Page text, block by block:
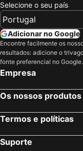
Selecione o seu país
Adicionar no Google
Encontre facilmente os
resultados: adicione o
fonte preferencial no Google.
Empresa
Os nossos produtos
Termos e políticas
Suporte